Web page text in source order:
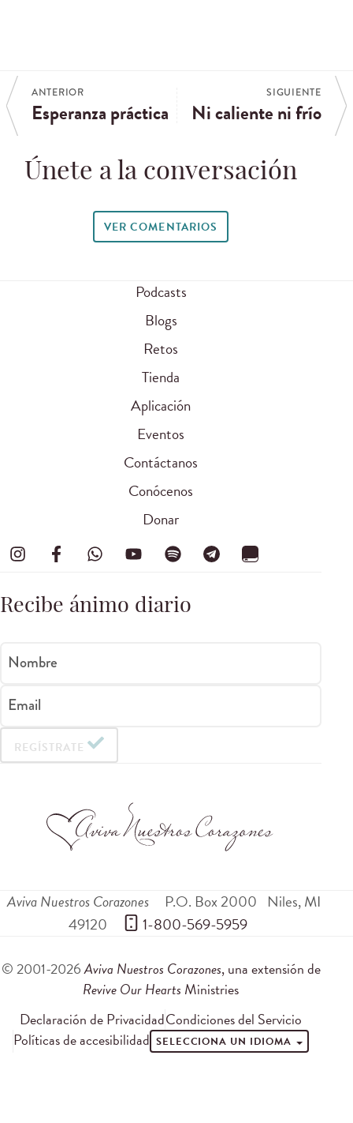
ANTERIOR
Esperanza práctica
SIGUIENTE
Ni caliente ni frío
Únete a la conversación
VER COMENTARIOS
Podcasts
Blogs
Retos
Tienda
Aplicación
Eventos
Contáctanos
Conócenos
Donar
Recibe ánimo diario
Nombre
Email
REGÍSTRATE
Aviva Nuestros Corazones P.O. Box 2000 Niles,MI
49120
1-800-569-5959
© 2001-2026Aviva Nuestros Corazones, una extensión de
Revive Our Hearts Ministries
Declaración de PrivacidadCondiciones del Servicio
Políticas de accesibilidad SELECCIONA UN IDIOMA